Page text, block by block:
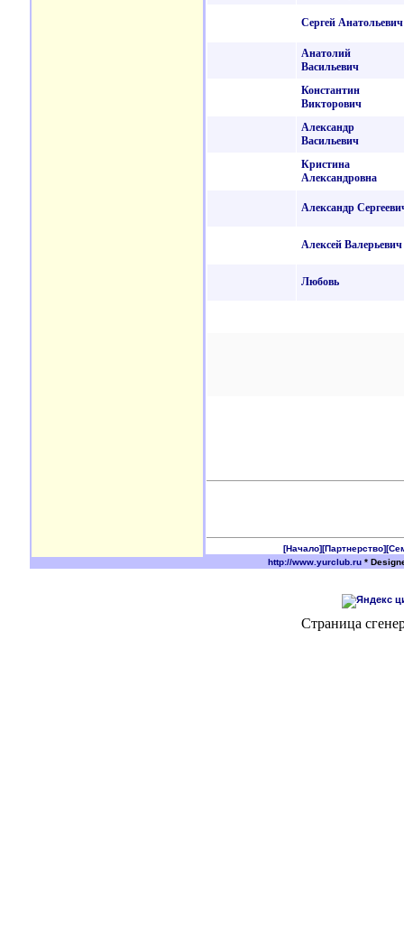
Сергей Анатольевич
Анатолий
Васильевич
Константин
Викторович
Александр
Васильевич
Кристина
Александровна
Александр
Алексей Валерьевич
Любовь
[Начало][Партнерство]
http://www.yurclub.ru*
Страница